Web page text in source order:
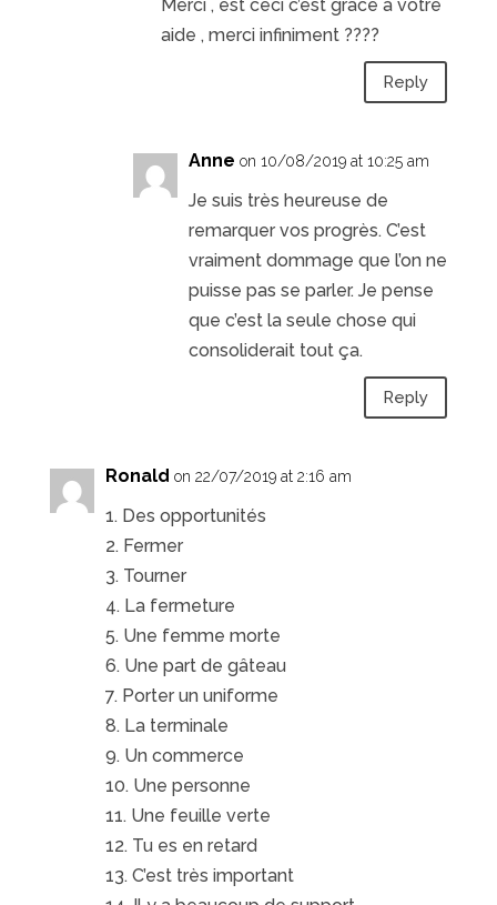
Merci , est ceci c’est grâce à votre
aide , merci infiniment ????
Reply
Anne on 10/08/2019 at 10:25 am
Je suis très heureuse de
remarquer vos progrès. C’est
vraiment dommage que l’on ne
puisse pas se parler. Je pense
que c’est la seule chose qui
consoliderait tout ça.
Reply
Ronald on 22/07/2019 at 2:16 am
1. Des opportunités
2. Fermer
3. Tourner
4. La fermeture
5. Une femme morte
6. Une part de gâteau
7. Porter un uniforme
8. La terminale
9. Un commerce
10. Une personne
11. Une feuille verte
12. Tu es en retard
13. C’est très important